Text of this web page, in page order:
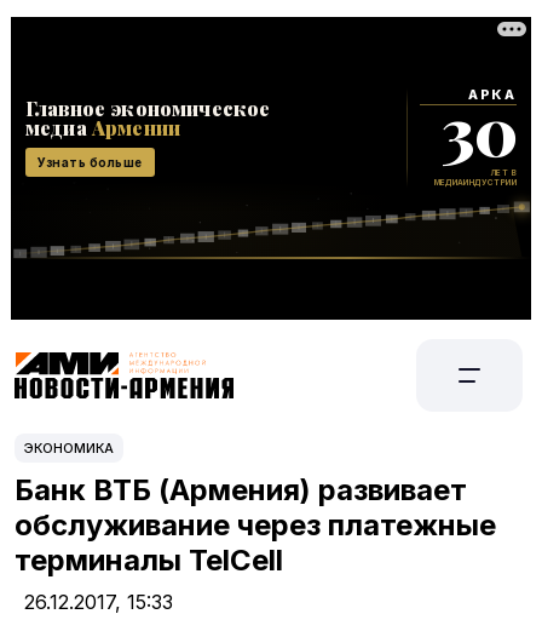
ЭКОНОМИКА
Банк ВТБ (Армения) развивает
обслуживание через платежные
терминалы TelCell
26.12.2017, 15:33